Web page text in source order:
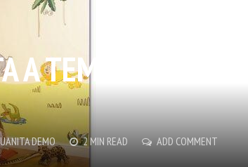
A TEMA: LO STILE
DEMO 2 MIN READ ADD COMMENT